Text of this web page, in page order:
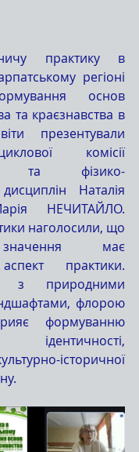
регіоні
основ
та краєзнавства в
презентували
комісії
та фізико-
Наталія
НЕЧИТАЙЛО.
наголосили, що
має
практики.
з природними
флорою
формуванню
ідентичності,
історичної